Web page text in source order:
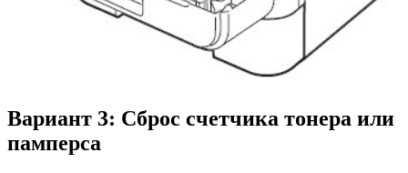
Вариант 3: Сброс счетчика тонера или
памперса